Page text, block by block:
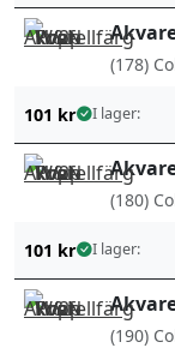
(178)
101 kr I lager:
(180)
101 kr I lager:
(190)